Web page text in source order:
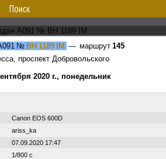
Поиск
№ BH 1189 IM — маршрут 145
проспект Добровольского
2020 г., понедельник
Canon EOS 600D
ariss_ka
07.09.2020 17:47
1/800 с